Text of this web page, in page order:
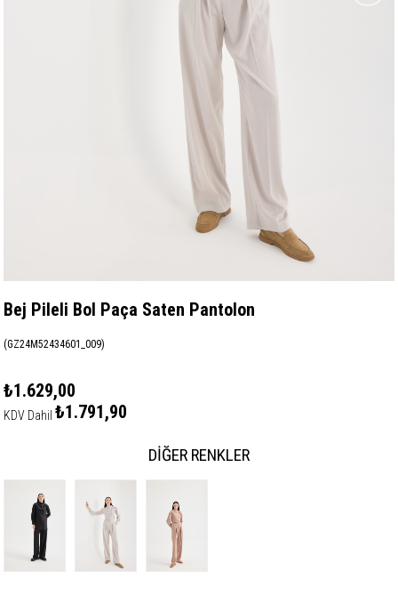
Bej Pileli Bol Paça Saten Pantolon
(GZ24M52434601_009)
₺1.629,00
KDV Dahil ₺1.791,90
DIĞER RENKLER